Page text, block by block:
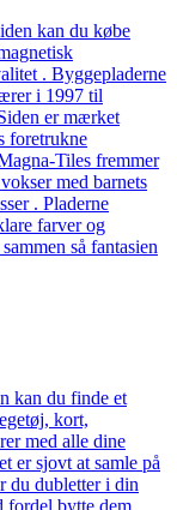
kan du købe
. Byggepladerne
i 1997 til
er mærket
foretrukne
Tiles fremmer
med barnets
. Pladerne
farver og
så fantasien
kan du finde et
kort,
med alle dine
er sjovt at samle på
du dubletter i din
fordel bytte dem